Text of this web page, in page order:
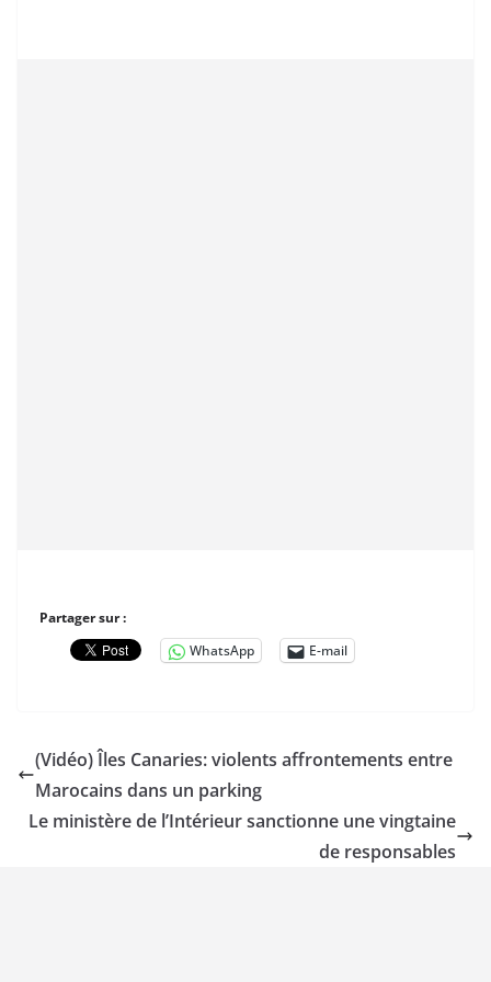
Partager sur :
WhatsApp
E-mail
(Vidéo) Îles Canaries: violents affrontements entre
Marocains dans un parking
Le ministère de l’Intérieur sanctionne une vingtaine
de responsables